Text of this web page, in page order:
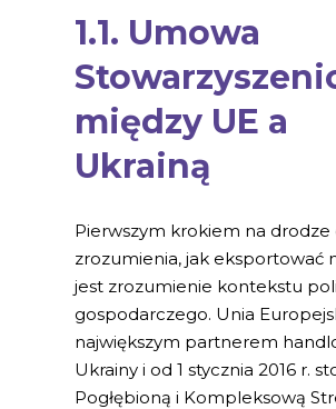
1.1. Umowa
między UE a
Ukrainą
Pierwszym krokiem na drodze
zrozumienia, jak eksportować
jest zrozumienie kontekstu
gospodarczego. Unia
największym partnerem
Ukrainy i od 1 stycznia 2016 r.
Pogłębioną i Kompleksową